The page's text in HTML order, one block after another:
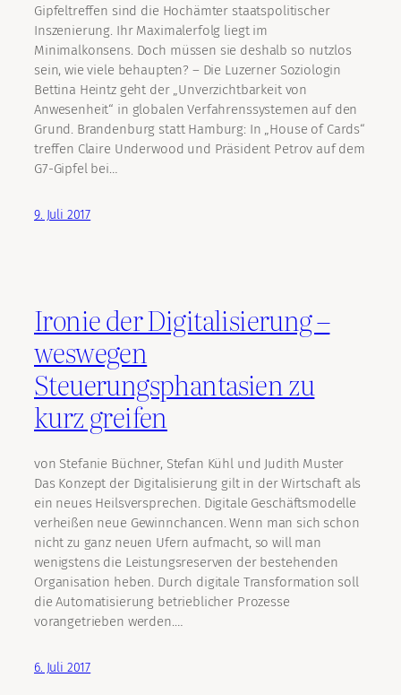
Gipfeltreffen sind die Hochämter staatspolitischer
Inszenierung. Ihr Maximalerfolg liegt im
Minimalkonsens. Doch müssen sie deshalb so nutzlos
sein, wie viele behaupten? – Die Luzerner Soziologin
Bettina Heintz geht der „Unverzichtbarkeit von
Anwesenheit“ in globalen Verfahrenssystemen auf den
Grund. Brandenburg statt Hamburg: In „House of Cards“
treffen Claire Underwood und Präsident Petrov auf dem
G7-Gipfel bei…
9. Juli 2017
Ironie der Digitalisierung –
weswegen
Steuerungsphantasien zu
kurz greifen
von Stefanie Büchner, Stefan Kühl und Judith Muster
Das Konzept der Digitalisierung gilt in der Wirtschaft als
ein neues Heilsversprechen. Digitale Geschäftsmodelle
verheißen neue Gewinnchancen. Wenn man sich schon
nicht zu ganz neuen Ufern aufmacht, so will man
wenigstens die Leistungsreserven der bestehenden
Organisation heben. Durch digitale Transformation soll
die Automatisierung betrieblicher Prozesse
vorangetrieben werden.…
6. Juli 2017